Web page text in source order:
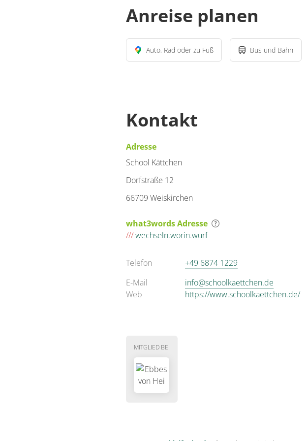
Anreise planen
Auto, Rad oder zu Fuß Bus und Bahn
Kontakt
Adresse
School Kättchen
Dorfstraße 12
66709 Weiskirchen
what3words Adresse
///wechseln.worin.wurf
Telefon
+49 6874 1229
E-Mail
info@schoolkaettchen.de
Web
https://www.schoolkaettchen.de/
MITGLIED BEI